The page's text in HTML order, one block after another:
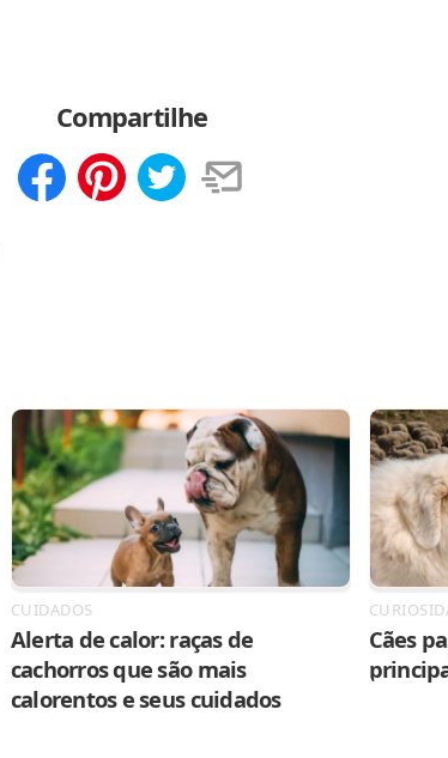
Compartilhe
CUIDADOS
Alerta de calor: raças de
cachorros que são mais
calorentos e seus cuidados
Cães